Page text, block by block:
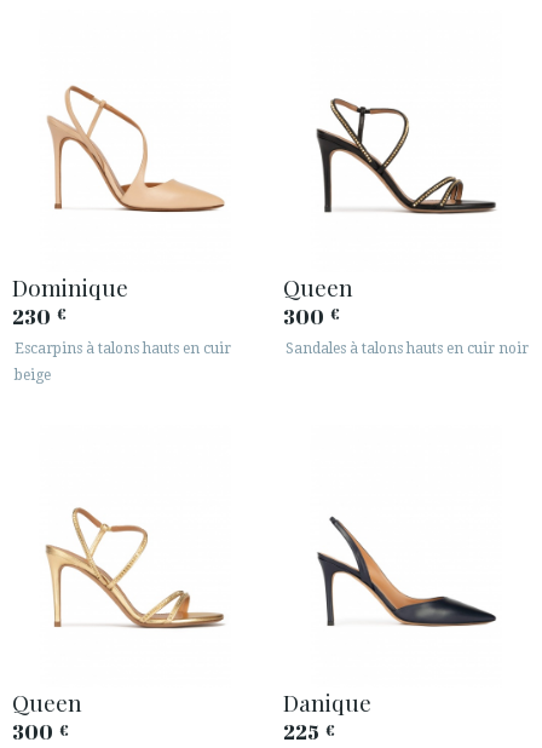
Dominique
230 €
Escarpins à talons hauts en cuir
beige
Queen
300 €
Sandales à talons hauts en cuir noir
Queen
300 €
Danique
225 €